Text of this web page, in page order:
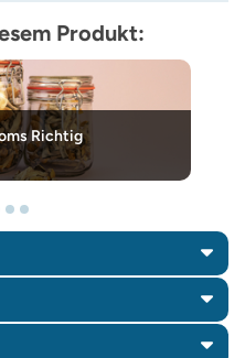
Produkt:
Richtig